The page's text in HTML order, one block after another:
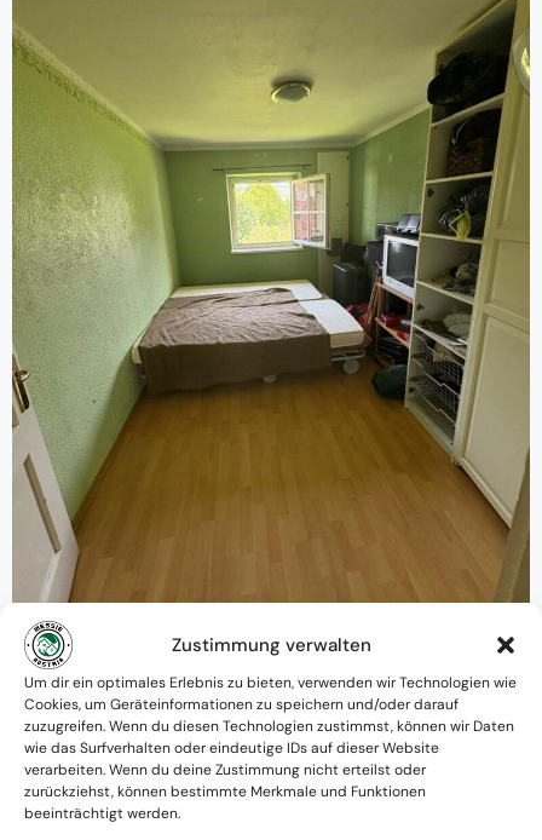
Zustimmung verwalten
Um dir ein optimales Erlebnis zu bieten, verwenden wir Technologien wie
Cookies, um Geräteinformationen zu speichern und/oder darauf
zuzugreifen. Wenn du diesen Technologien zustimmst, können wir Daten
wie das Surfverhalten oder eindeutige IDs auf dieser Website
verarbeiten. Wenn du deine Zustimmung nicht erteilst oder
zurückziehst, können bestimmte Merkmale und Funktionen
beeinträchtigt werden.
Warum MessieAustria ?
Ein Team mit psychologischem
Verständnis und praktischem Know-how
Verfügbarkeit: Österreichweit